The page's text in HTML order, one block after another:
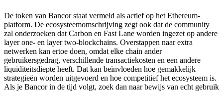
De token van Bancor staat vermeld als actief op het Ethereum-
platform. De ecosysteemomschrijving zegt ook dat de community
zal onderzoeken dat Carbon en Fast Lane worden ingezet op andere
layer one- en layer two-blockchains. Overstappen naar extra
netwerken kan ertoe doen, omdat elke chain ander
gebruikersgedrag, verschillende transactiekosten en een andere
liquiditeitsdiepte heeft. Dat kan beïnvloeden hoe gemakkelijk
strategieën worden uitgevoerd en hoe competitief het ecosysteem is.
Als je Bancor in de tijd volgt, zoek dan naar bewijs van echt gebruik